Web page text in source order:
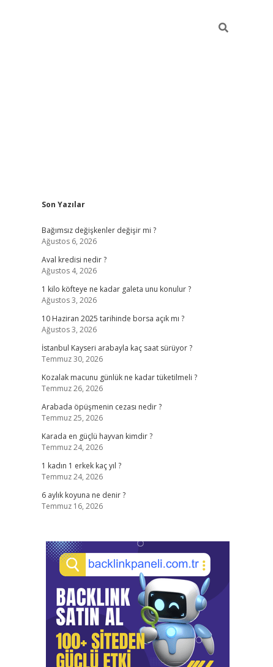
Sidebar
Son Yazılar
Bağımsız değişkenler değişir mi ?
Ağustos 6, 2026
Aval kredisi nedir ?
Ağustos 4, 2026
1 kilo köfteye ne kadar galeta unu konulur ?
Ağustos 3, 2026
10 Haziran 2025 tarihinde borsa açık mı ?
Ağustos 3, 2026
İstanbul Kayseri arabayla kaç saat sürüyor ?
Temmuz 30, 2026
Kozalak macunu günlük ne kadar tüketilmeli ?
Temmuz 26, 2026
Arabada öpüşmenin cezası nedir ?
Temmuz 25, 2026
Karada en güçlü hayvan kimdir ?
Temmuz 24, 2026
1 kadın 1 erkek kaç yıl ?
Temmuz 24, 2026
6 aylık koyuna ne denir ?
Temmuz 16, 2026